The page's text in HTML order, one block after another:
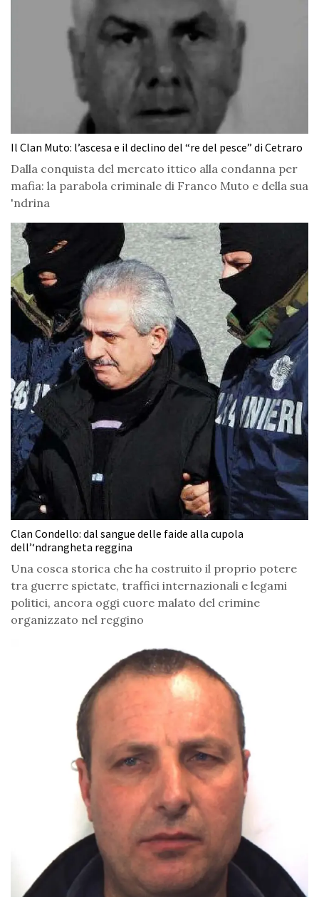
Il Clan Muto: l’ascesa e il declino del “re del pesce” di Cetraro
Dalla conquista del mercato ittico alla condanna per
mafia: la parabola criminale di Franco Muto e della sua
'ndrina
Clan Condello: dal sangue delle faide alla cupola
dell’‘ndrangheta reggina
Una cosca storica che ha costruito il proprio potere
tra guerre spietate, traffici internazionali e legami
politici, ancora oggi cuore malato del crimine
organizzato nel reggino